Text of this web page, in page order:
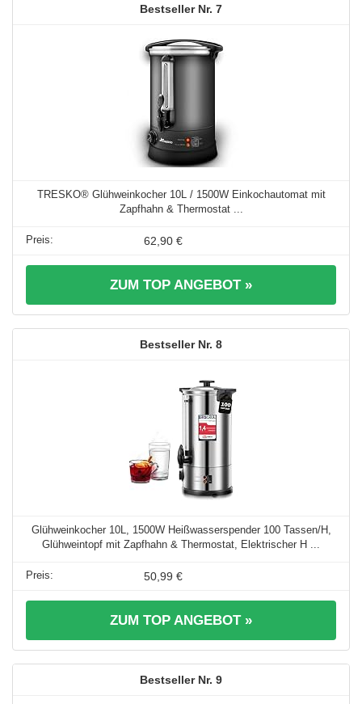
7
TRESKO® Glühweinkocher 10L / 1500W Einkochautomat mit
Zapfhahn & Thermostat ...
62,90 €
ZUM TOP ANGEBOT »
8
Glühweinkocher 10L, 1500W Heißwasserspender 100 Tassen/H,
Glühweintopf mit Zapfhahn & Thermostat, Elektrischer H ...
50,99 €
ZUM TOP ANGEBOT »
9